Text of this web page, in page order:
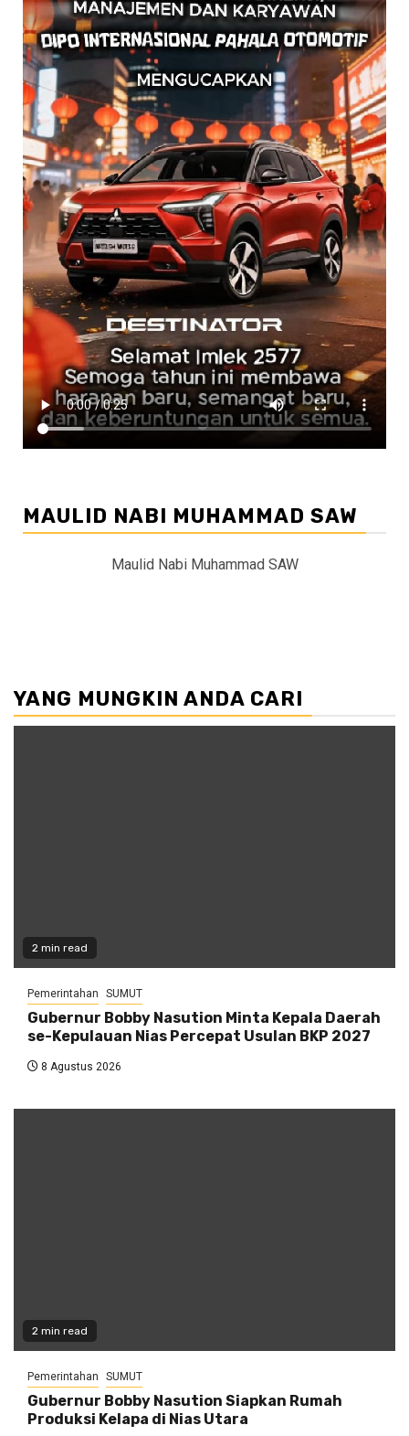
MAULID NABI MUHAMMAD SAW
Maulid Nabi Muhammad SAW
YANG MUNGKIN ANDA CARI
2 min read
Pemerintahan SUMUT
Gubernur Bobby Nasution Minta Kepala Daerah
se-Kepulauan Nias Percepat Usulan BKP 2027
8 Agustus 2026
2 min read
Pemerintahan SUMUT
Gubernur Bobby Nasution Siapkan Rumah
Produksi Kelapa di Nias Utara